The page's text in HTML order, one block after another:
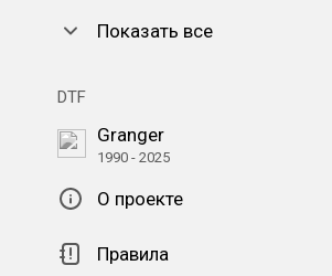
Показать все
DTF
Granger
1990 - 2025
О проекте
Правила